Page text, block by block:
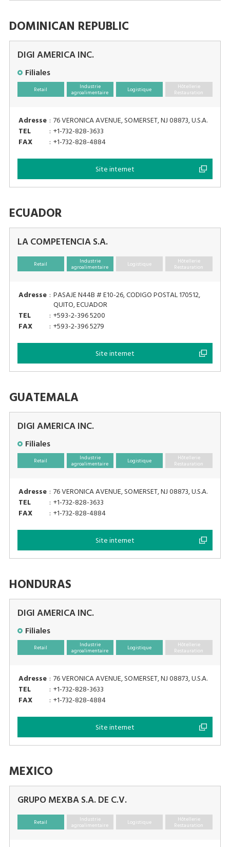
DOMINICAN REPUBLIC
DIGI AMERICA INC.
Filiales
Retail Industrie
agroalimentaire Logistique Hôtellerie
Restauration
Adresse : 76 VERONICA AVENUE, SOMERSET, NJ 08873, U.S.A.
TEL
: +1-732-828-3633
FAX
: +1-732-828-4884
Site internet
ECUADOR
LA COMPETENCIA S.A.
Retail Industrie
agroalimentaire Logistique Hôtellerie
Restauration
Adresse : PASAJE N44B # E10-26, CODIGO POSTAL 170512,
QUITO, ECUADOR
TEL
: +593-2-396 5200
FAX
: +593-2-396 5279
Site internet
GUATEMALA
DIGI AMERICA INC.
Filiales
Retail Industrie
agroalimentaire Logistique Hôtellerie
Restauration
Adresse : 76 VERONICA AVENUE, SOMERSET, NJ 08873, U.S.A.
TEL
: +1-732-828-3633
FAX
: +1-732-828-4884
Site internet
HONDURAS
DIGI AMERICA INC.
Filiales
Retail Industrie
agroalimentaire Logistique Hôtellerie
Restauration
Adresse : 76 VERONICA AVENUE, SOMERSET, NJ 08873, U.S.A.
TEL
: +1-732-828-3633
FAX
: +1-732-828-4884
Site internet
MEXICO
GRUPO MEXBA S.A. DE C.V.
Retail Industrie
agroalimentaire Logistique Hôtellerie
Restauration